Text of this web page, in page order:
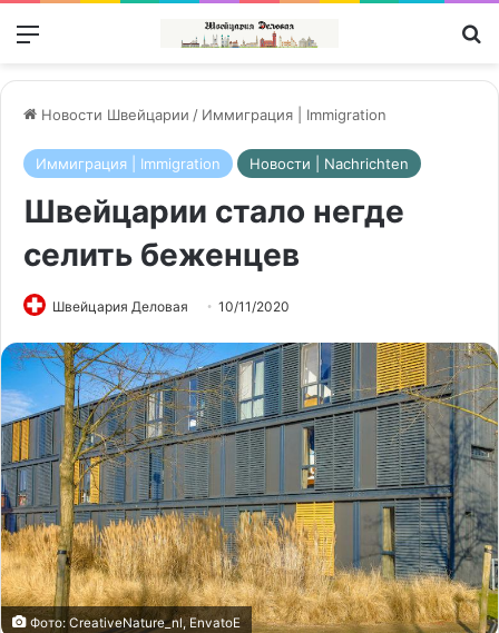
Меню
Новости Швейцарии / Иммиграция | Immigration
Иммиграция | Immigration Новости | Nachrichten
Швейцарии стало негде
селить беженцев
Швейцария Деловая 10/11/2020
Фото: CreativeNature_nl, EnvatoE